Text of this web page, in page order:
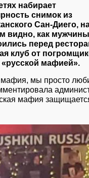
набирает
снимок из
Сан-Диего,
видно, как мужчины
перед
клуб от
мафией».
мафия, мы просто
мафия